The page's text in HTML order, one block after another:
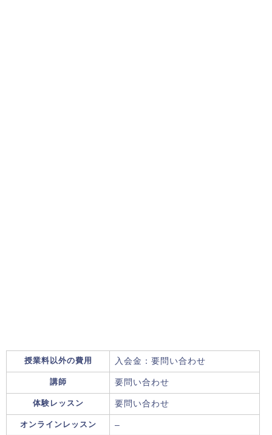
授業料以外の費用 入会金：要問い合わせ
講師 要問い合わせ
体験レッスン 要問い合わせ
オンラインレッスン –